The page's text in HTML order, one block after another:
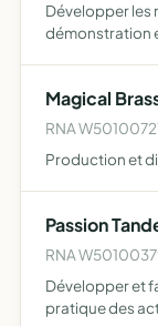
Développer les
démonstration
Magical
RNA
Production et
Passion
RNA
Développer et
pratique des